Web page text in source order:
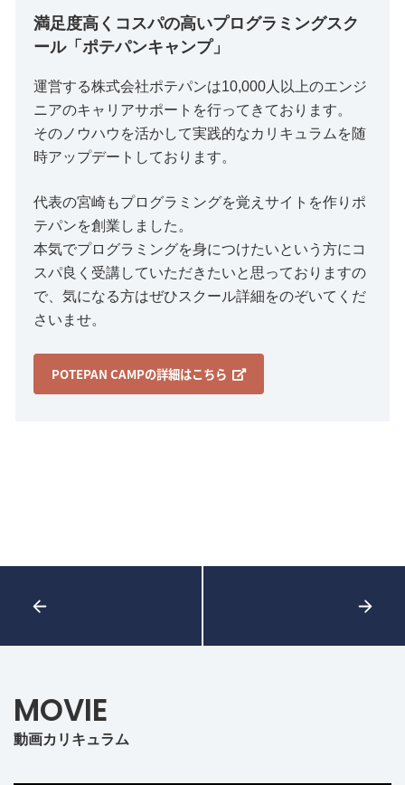
満足度高くコスパの高いプログラミングスク
ール「ポテパンキャンプ」
運営する株式会社ポテパンは10,000人以上のエンジ
ニアのキャリアサポートを行ってきております。
そのノウハウを活かして実践的なカリキュラムを随
時アップデートしております。
代表の宮崎もプログラミングを覚えサイトを作りポ
テパンを創業しました。
本気でプログラミングを身につけたいという方にコ
スパ良く受講していただきたいと思っておりますの
で、気になる方はぜひスクール詳細をのぞいてくだ
さいませ。
POTEPAN CAMPの詳細はこちら
MOVIE
動画カリキュラム